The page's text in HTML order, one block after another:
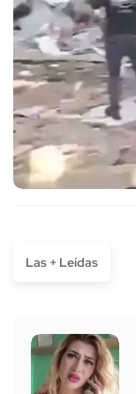
Las + Leídas